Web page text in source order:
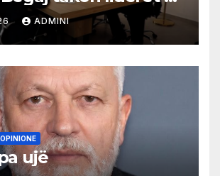
në Ulqin
ADMINI
OPINIONE
ujë